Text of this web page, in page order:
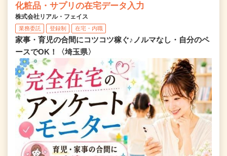
化粧品・サプリの在宅データ入力
株式会社リアル・フェイス
業務委託 登録制 在宅・内職
家事・育児の合間にコツコツ稼ぐ♪ノルマなし・自分のペ
ースでOK！〈埼玉県〉